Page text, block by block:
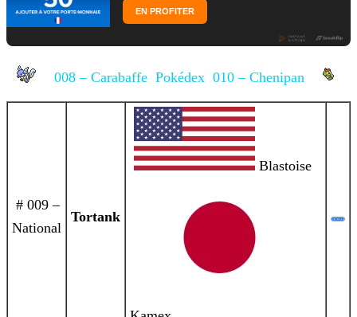
EN PROFITER
008 – Carabaffe Pokédex 010 – Chenipan
# 009 –
National
Tortank
Blastoise